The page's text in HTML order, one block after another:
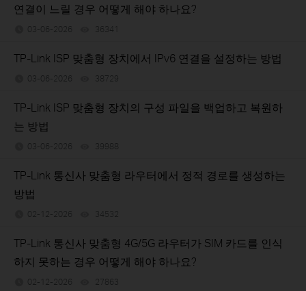
연결이 느릴 경우 어떻게 해야 하나요?
03-06-2026 36341
TP-Link ISP 맞춤형 장치에서 IPv6 연결을 설정하는 방법
03-06-2026 38729
TP-Link ISP 맞춤형 장치의 구성 파일을 백업하고 복원하
는 방법
03-06-2026 39988
TP-Link 통신사 맞춤형 라우터에서 정적 경로를 생성하는
방법
02-12-2026 34532
TP-Link 통신사 맞춤형 4G/5G 라우터가 SIM 카드를 인식
하지 못하는 경우 어떻게 해야 하나요?
02-12-2026 27863